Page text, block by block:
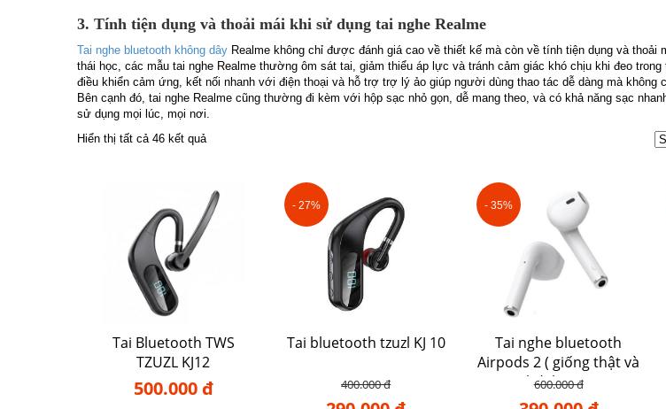
3. Tính tiện dụng và thoải mái khi sử dụng tai nghe Realme
Tai nghe bluetooth không dây Realme không chỉ được đánh giá cao về thiết kế mà còn về tính tiện dụng và
thái học, các mẫu tai nghe Realme thường ôm sát tai, giảm thiểu áp lực và tránh cảm giác khó chịu khi đeo
điều khiển cảm ứng, kết nối nhanh với điện thoại và hỗ trợ trợ lý ảo giúp người dùng thao tác dễ dàng mà không
Bên cạnh đó, tai nghe Realme cũng thường đi kèm với hộp sạc nhỏ gọn, dễ mang theo, và có khả năng sạc
sử dụng mọi lúc, mọi nơi.
Hiển thị tất cả 46 kết quả
Tai Bluetooth TWS
TZUZL KJ12
500.000 đ
- 27%
Tai bluetooth tzuzl KJ 10
400.000 đ
- 35%
Tai nghe bluetooth
Airpods 2 ( giống thật và
chất lượng )
600.000 đ